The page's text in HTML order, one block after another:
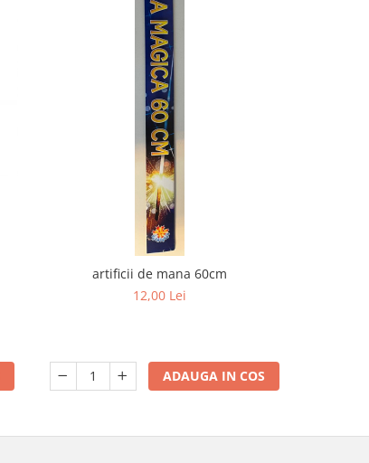
artificii de mana 60cm
12,00 Lei
ADAUGA IN COS